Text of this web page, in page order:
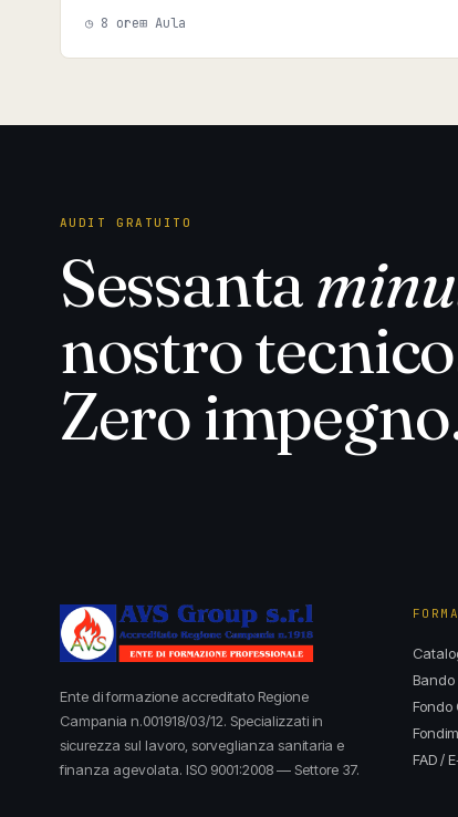
◷ 8 ore⊞ Aula
AUDIT GRATUITO
Sessanta
nostro
Zero
Ente di formazione accreditato Regione
Campania n.001918/03/12. Specializzati in
sicurezza sul lavoro, sorveglianza sanitaria e
finanza agevolata. ISO 9001:2008 — Settore 37.
Bando
Fondo
FAD /